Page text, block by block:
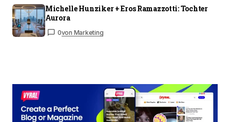
Michelle Hunziker + Eros Ramazzotti: Tochter
Aurora
0von Marketing